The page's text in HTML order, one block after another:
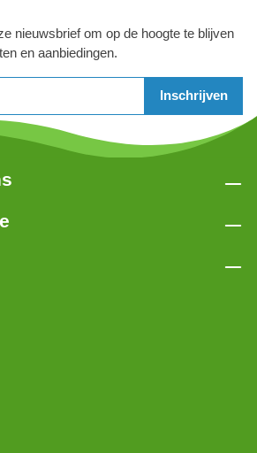
nieuwsbrief om op de hoogte te blijven
en aanbiedingen.
Inschrijven